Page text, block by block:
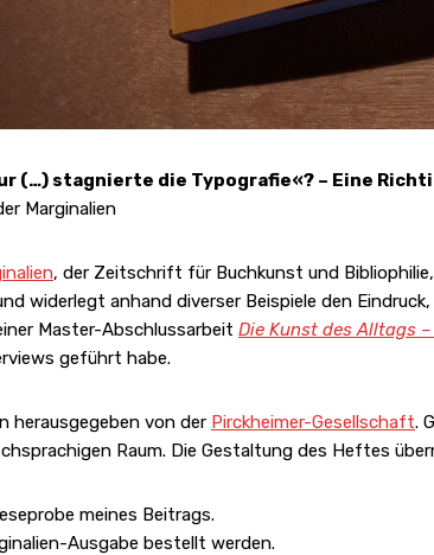
(…) stagnierte die Typografie«? – Eine
Marginalien
, der Zeitschrift für Buchkunst und
widerlegt anhand diverser Beispiele den
Master-Abschlussarbeit Die Kunst des Alltags
geführt habe.
herausgegeben von der Pirckheimer-Gesellschaft.
Raum. Die Gestaltung des Heftes
meines Beitrags.
Ausgabe bestellt werden.